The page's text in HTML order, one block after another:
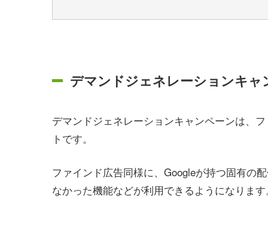
デマンドジェネレーションキ
デマンドジェネレーションキャンペーンは、
トです。
ファインド広告同様に、Googleが持つ固有の
なかった機能などが利用できるようになりま